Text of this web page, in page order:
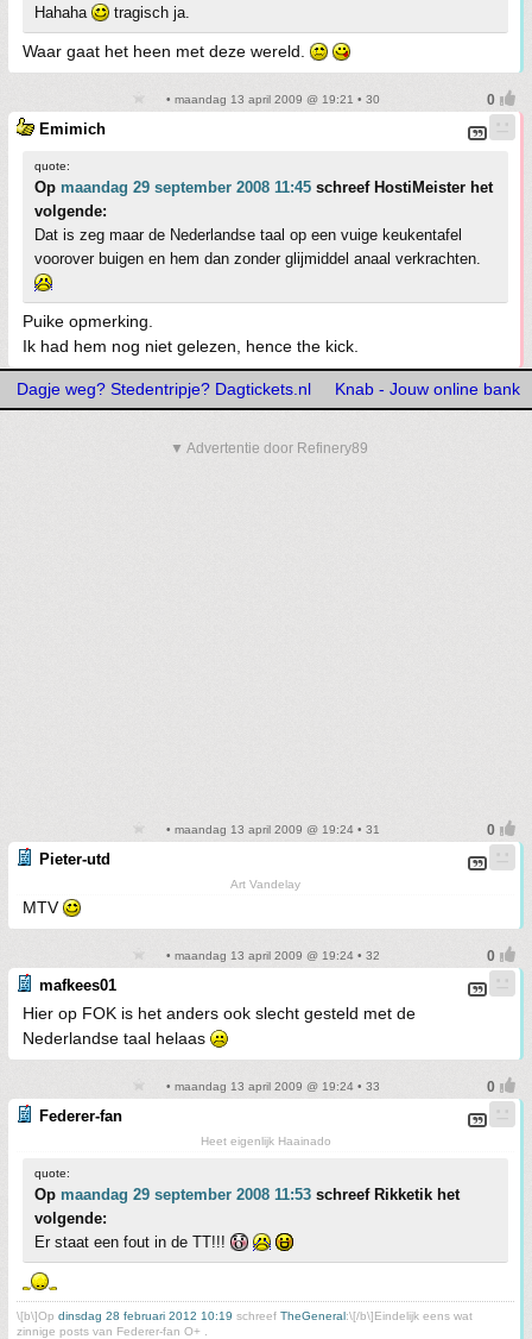
Hahaha tragisch ja.
Waar gaat het heen met deze wereld.
• maandag 13 april 2009 @ 19:21 • 30
Emimich
quote:
Op maandag 29 september 2008 11:45 schreef HostiMeister het
volgende:
Dat is zeg maar de Nederlandse taal op een vuige keukentafel
voorover buigen en hem dan zonder glijmiddel anaal verkrachten.
Puike opmerking.
Ik had hem nog niet gelezen, hence the kick.
Dagje weg? Stedentripje? Dagtickets.nl Knab - Jouw online bank
▼ Advertentie door Refinery89
• maandag 13 april 2009 @ 19:24 • 31
Pieter-utd
Art Vandelay
MTV
• maandag 13 april 2009 @ 19:24 • 32
mafkees01
Hier op FOK is het anders ook slecht gesteld met de
Nederlandse taal helaas
• maandag 13 april 2009 @ 19:24 • 33
Federer-fan
Heet eigenlijk Haainado
quote:
Op maandag 29 september 2008 11:53 schreef Rikketik het
volgende:
Er staat een fout in de TT!!!
\[b\]Op dinsdag 28 februari 2012 10:19 schreef TheGeneral:\[/b\]Eindelijk eens wat
zinnige posts van Federer-fan O+ .